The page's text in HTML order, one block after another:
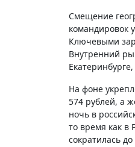
Смещение
командировок
Ключевыми
Внутренний
На фоне
574 рублей, а
ночь в
то время как в
сократилась до